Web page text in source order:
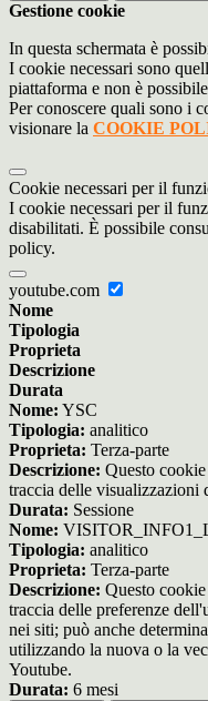
Gestione cookie
In questa schermata è
I cookie necessari sono
piattaforma e non è
Per conoscere quali sono i
visionare la COOKIE
Cookie necessari per il
I cookie necessari per il
disabilitati. È possibile
policy.
youtube.com
Nome
Tipologia
Proprieta
Descrizione
Durata
Nome: YSC
Tipologia: analitico
Proprieta: Terza-parte
Descrizione: Questo
traccia delle visualizzazioni
Durata: Sessione
Nome:
Tipologia: analitico
Proprieta: Terza-parte
Descrizione: Questo
traccia delle preferenze
nei siti; può anche
utilizzando la nuova o la
Youtube.
Durata: 6 mesi